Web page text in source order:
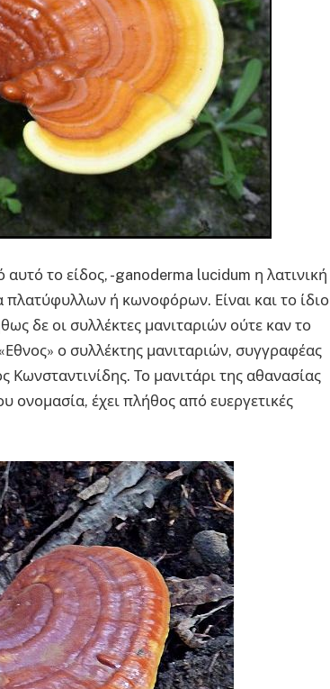
το είδος, -ganoderma lucidum η λατινική
ή κωνοφόρων. Είναι και το ίδιο
δε οι συλλέκτες μανιταριών ούτε καν το
ο συλλέκτης μανιταριών, συγγραφέας
Κωνσταντινίδης. Το μανιτάρι της αθανασίας
ονομασία, έχει πλήθος από ευεργετικές